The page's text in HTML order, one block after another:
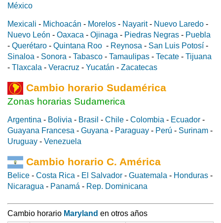
México
Mexicali - Michoacán - Morelos - Nayarit- Nuevo Laredo -
Nuevo León - Oaxaca - Ojinaga - Piedras Negras - Puebla
- Querétaro - Quintana Roo - Reynosa - San Luis Potosí -
Sinaloa - Sonora - Tabasco - Tamaulipas - Tecate - Tijuana
- Tlaxcala - Veracruz - Yucatán - Zacatecas
Cambio horario Sudamérica
Zonas horarias Sudamerica
Argentina - Bolivia - Brasil - Chile - Colombia - Ecuador -
Guayana Francesa - Guyana - Paraguay - Perú - Surinam -
Uruguay - Venezuela
Cambio horario C. América
Belice - Costa Rica - El Salvador - Guatemala - Honduras -
Nicaragua - Panamá - Rep. Dominicana
Cambio horario Maryland en otros años